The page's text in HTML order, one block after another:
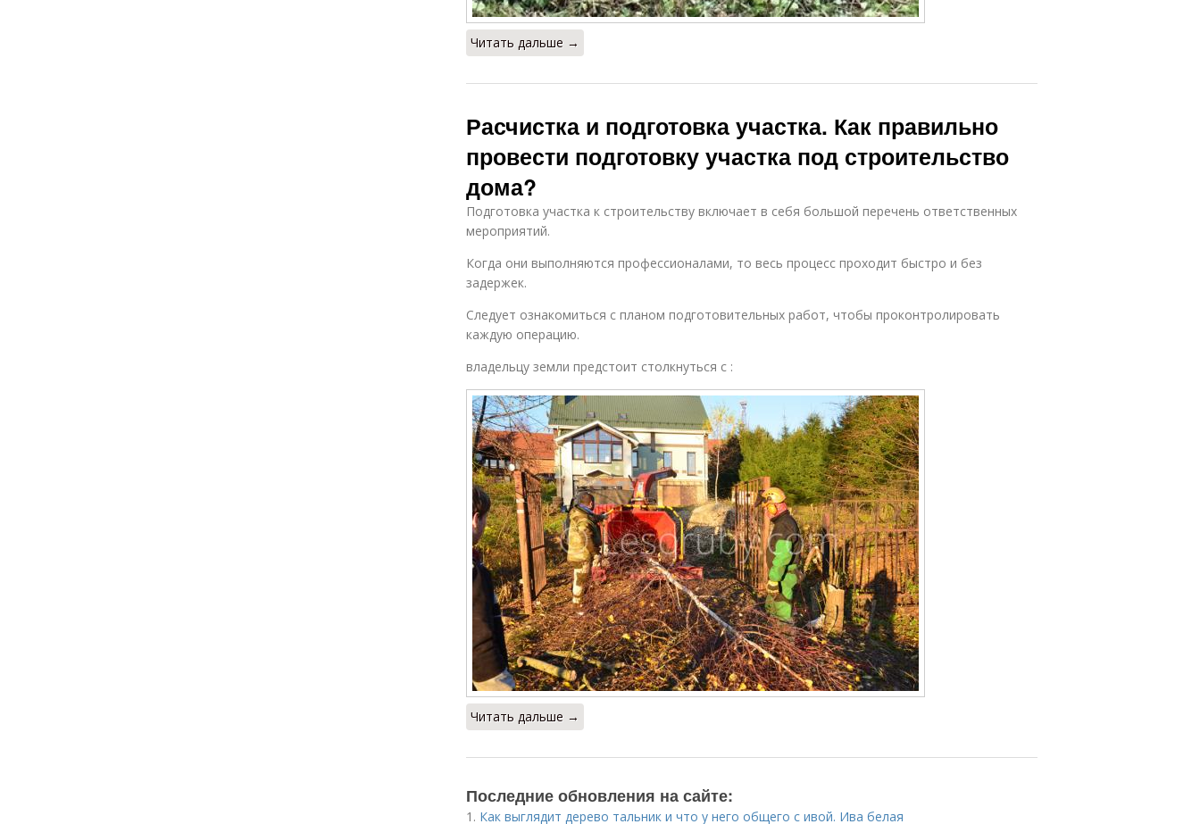
Читать дальше →
Расчистка и подготовка участка. Как правильно
провести подготовку участка под строительство
дома?
Подготовка участка к строительству включает в себя большой перечень ответственных
мероприятий.
Когда они выполняются профессионалами, то весь процесс проходит быстро и без
задержек.
Следует ознакомиться с планом подготовительных работ, чтобы проконтролировать
каждую операцию.
владельцу земли предстоит столкнуться с :
Читать дальше →
Последние обновления на сайте:
1. Как выглядит дерево тальник и что у него общего с ивой. Ива белая